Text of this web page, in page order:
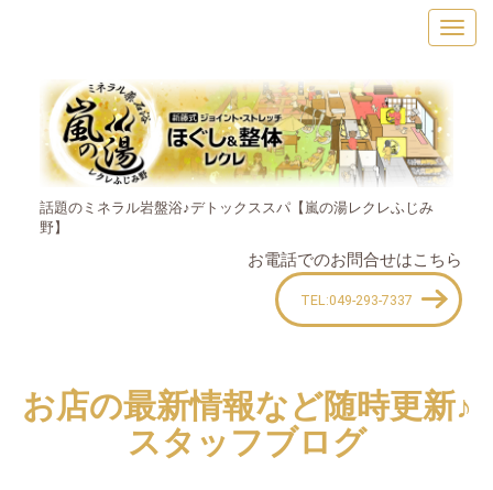
話題のミネラル岩盤浴♪デトックススパ【嵐の湯レクレふじみ
野】
お電話でのお問合せはこちら
TEL:049-293-7337
お店の最新情報など随時更新♪
スタッフブログ